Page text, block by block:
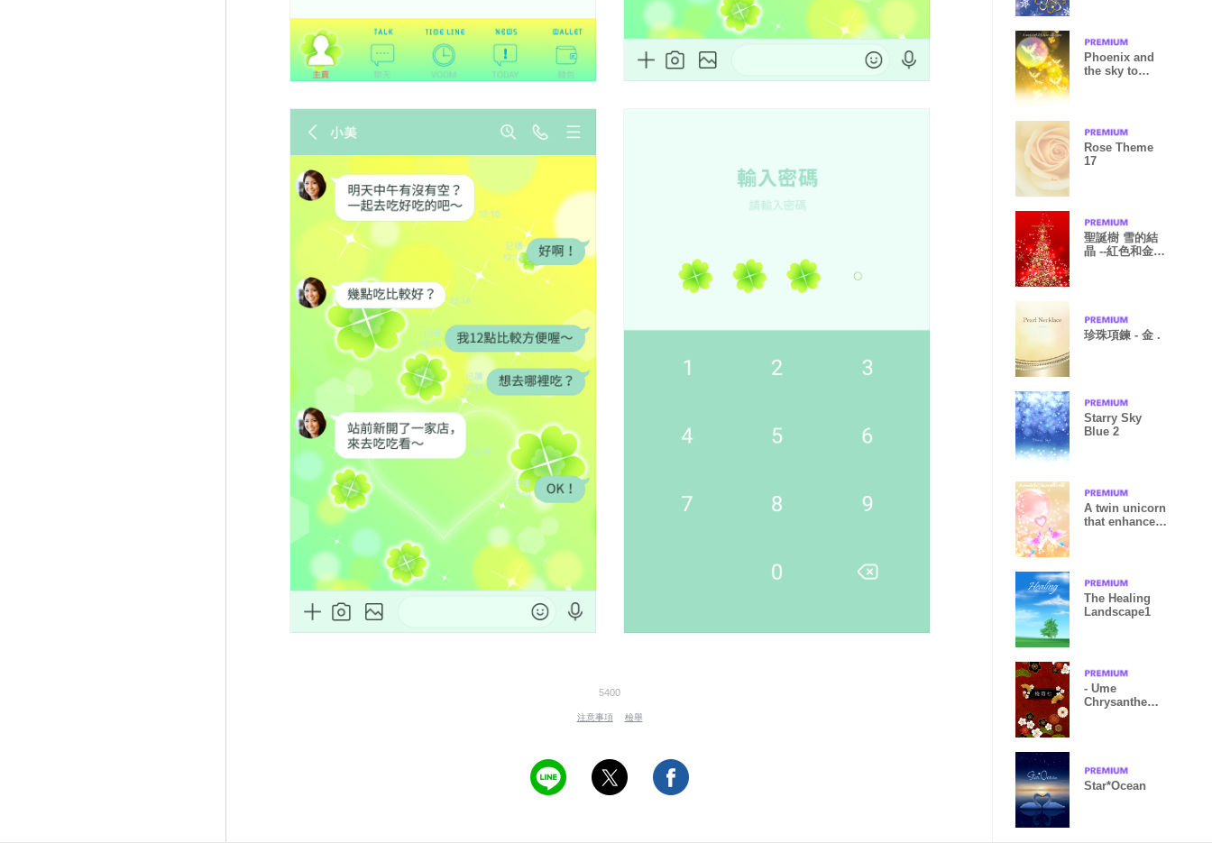
5400
注意事項 檢舉
Phoenix and
the sky to
Rose Theme
17
聖誕樹 雪的結
晶 --紅色和金
珍珠項鍊 - 金 .
Starry Sky
Blue 2
A twin unicorn
that enhances
The Healing
Landscape1
- Ume
Chrysanthemu
Star*Ocean